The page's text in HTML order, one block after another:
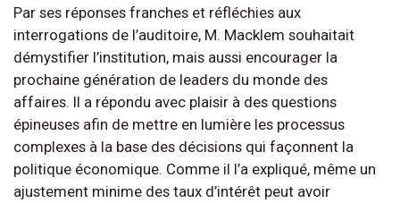
Par ses réponses franches et réfléchies aux
interrogations de l’auditoire, M. Macklem souhaitait
démystifier l’institution, mais aussi encourager la
prochaine génération de leaders du monde des
affaires. Il a répondu avec plaisir à des questions
épineuses afin de mettre en lumière les processus
complexes à la base des décisions qui façonnent la
politique économique. Comme il l’a expliqué, même un
ajustement minime des taux d’intérêt peut avoir